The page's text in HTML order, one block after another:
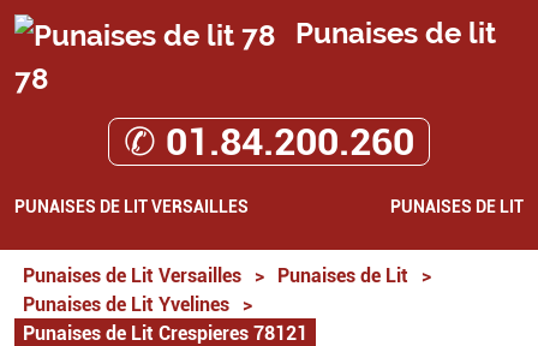
Punaises de lit
78
✆ 01.84.200.260
PUNAISES DE LIT VERSAILLES PUNAISES DE LIT
Punaises de Lit Versailles > Punaises de Lit
>
Punaises de Lit Yvelines
>
Punaises de Lit Crespieres 78121